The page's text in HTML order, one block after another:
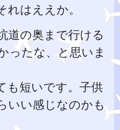
はええか。
道の奥まで行ける
ったな、と思いま
も短いです。子供
いい感じなのかも